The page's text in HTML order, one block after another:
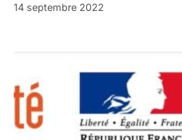
14 septembre 2022